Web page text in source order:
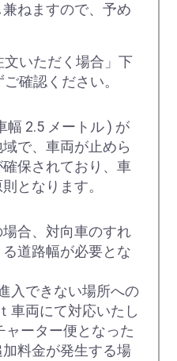
ねますので、予め
文いただく場合」下
確認ください。
幅 2.5 メートル ) が
で、車両が止めら
保されており、車
となります。
合、対向車のすれ
道路幅が必要とな
入できない場所への
車両にて対応いたし
ャーター便となった
料金が発生する場